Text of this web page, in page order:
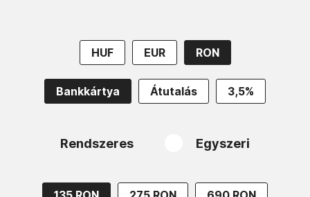
HUF EUR RON
Bankkártya Átutalás 3,5%
Rendszeres Egyszeri